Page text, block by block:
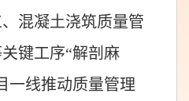
混凝土浇筑质量管
键工序“解剖麻
一线推动质量管理